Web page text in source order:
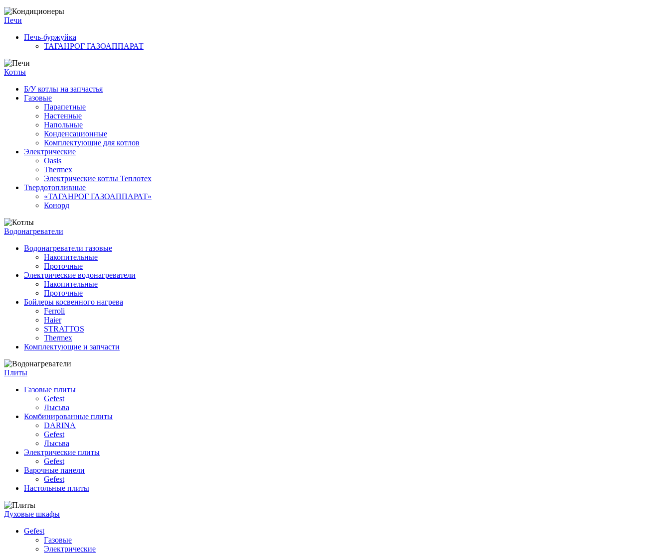
Печи
Печь-буржуйка
ТАГАНРОГ ГАЗОАППАРАТ
Котлы
Б/У котлы на запчастья
Газовые
Парапетные
Настенные
Напольные
Конденсационные
Комплектующие для котлов
Электрические
Oasis
Thermex
Электрические котлы Теплотех
Твердотопливные
«ТАГАНРОГ ГАЗОАППАРАТ»
Конорд
Водонагреватели
Водонагреватели газовые
Накопительные
Проточные
Электрические водонагреватели
Накопительные
Проточные
Бойлеры косвенного нагрева
Ferroli
Haier
STRATTOS
Thermex
Комплектующие и запчасти
Плиты
Газовые плиты
Gefest
Лысьва
Комбинированные плиты
DARINA
Gefest
Лысьва
Электрические плиты
Gefest
Варочные панели
Gefest
Настольные плиты
Духовые шкафы
Gefest
Газовые
Электрические